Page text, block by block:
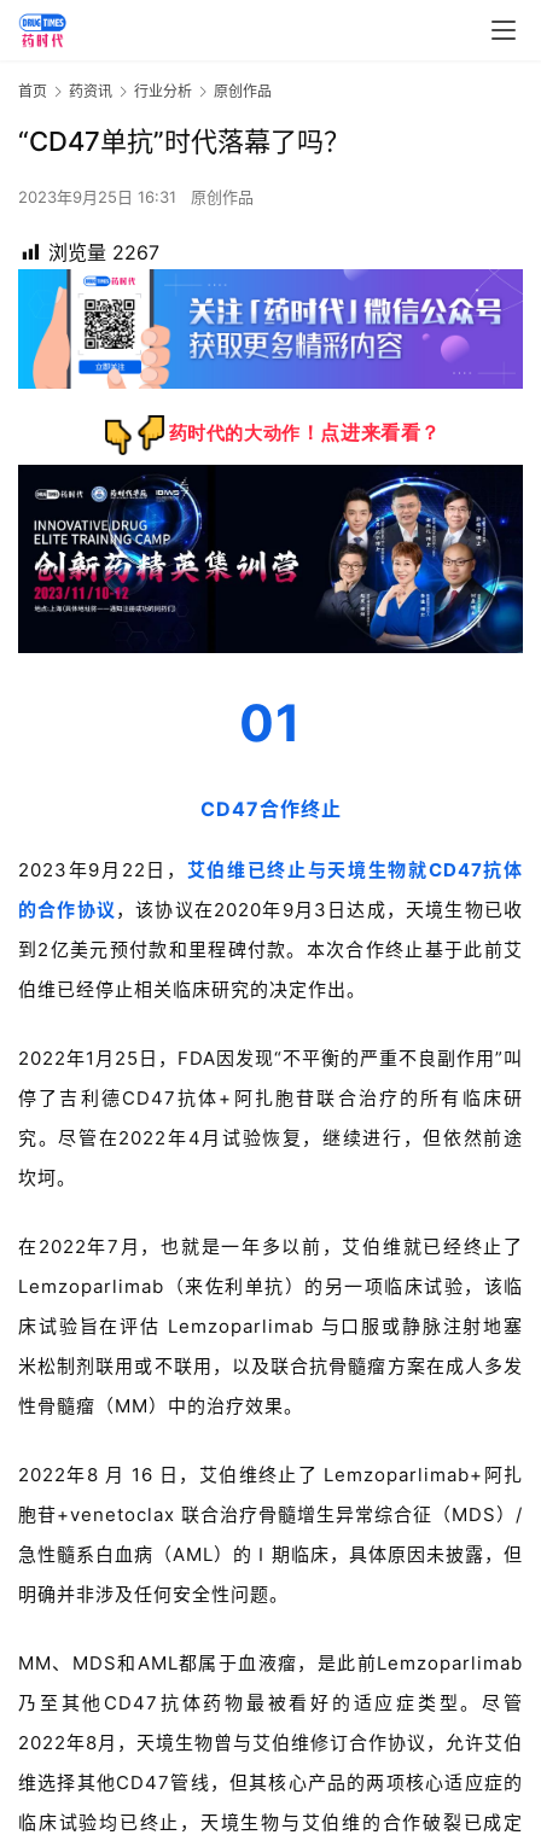
首页 药资讯 行业分析 原创作品
“CD47单抗”时代落幕了吗？
2023年9月25日 16:31 原创作品
浏览量 2267
药时代的大动作 ！点进来看看？
01
CD47合作终止
2023年9月22日， 艾伯维已终止与天境生物就CD47抗体
的合作协议 ，该协议在2020年9月3日达成，天境生物已收
到2亿美元预付款和里程碑付款。本次合作终止基于此前艾
伯维已经停止相关临床研究的决定作出。
2022年1月25日，FDA因发现“不平衡的严重不良副作用”叫
停了吉利德CD47抗体+阿扎胞苷联合治疗的所有临床研
究。尽管在2022年4月试验恢复，继续进行，但依然前途
坎坷。
在2022年7月，也就是一年多以前，艾伯维就已经终止了
Lemzoparlimab（来佐利单抗）的另一项临床试验，该临
床试验旨在评估 Lemzoparlimab 与口服或静脉注射地塞
米松制剂联用或不联用，以及联合抗骨髓瘤方案在成人多发
性骨髓瘤（MM）中的治疗效果。
2022年8 月 16 日，艾伯维终止了 Lemzoparlimab+阿扎
胞苷+venetoclax 联合治疗骨髓增生异常综合征（MDS）/
急性髓系白血病（AML）的 I 期临床，具体原因未披露，但
明确并非涉及任何安全性问题。
MM、MDS和AML都属于血液瘤，是此前Lemzoparlimab
乃至其他CD47抗体药物最被看好的适应症类型。尽管
2022年8月，天境生物曾与艾伯维修订合作协议，允许艾伯
维选择其他CD47管线，但其核心产品的两项核心适应症的
临床试验均已终止，天境生物与艾伯维的合作破裂已成定